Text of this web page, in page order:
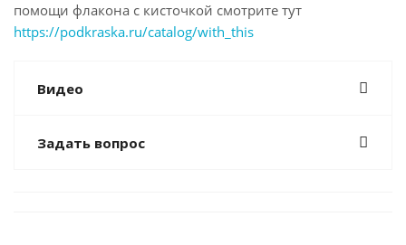
помощи флакона с кисточкой смотрите тут
https://podkraska.ru/catalog/with_this
Видео
Задать вопрос